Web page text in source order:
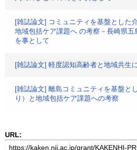
[雑誌論文] コミュニティを基盤とした
地域包括ケア課題へ の考察－長崎県五
を事として
[雑誌論文] 軽度認知高齢者と地域共生
[雑誌論文] 離島コミュニティを基盤と
り）と地域包括ケア課題への考察
URL: